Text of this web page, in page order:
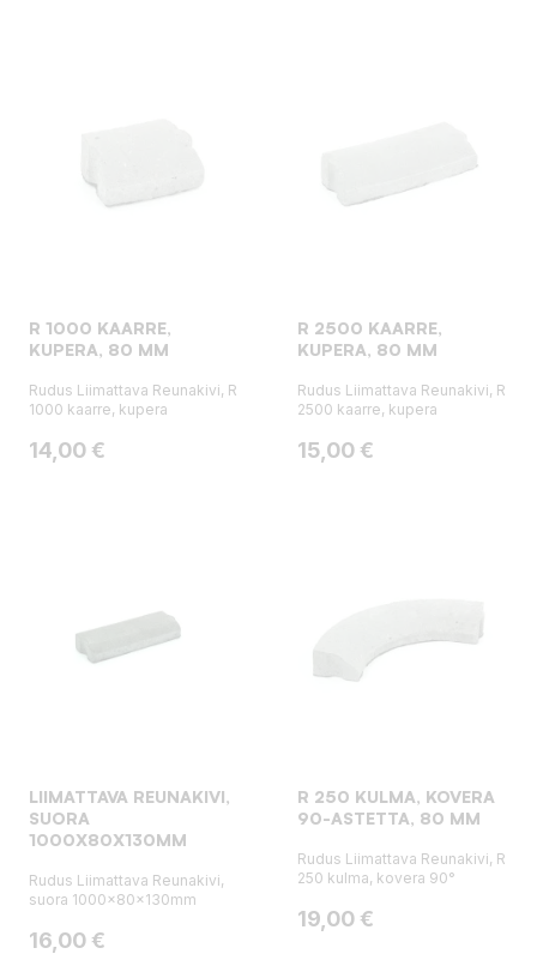
R 1000 KAARRE,
KUPERA, 80 MM
Rudus Liimattava Reunakivi, R
1000 kaarre, kupera
Hinta
14,00 €
R 2500 KAARRE,
KUPERA, 80 MM
Rudus Liimattava Reunakivi, R
2500 kaarre, kupera
Hinta
15,00 €
LIIMATTAVA REUNAKIVI,
SUORA
1000X80X130MM
Rudus Liimattava Reunakivi,
suora 1000x80x130mm
Hinta
16,00 €
R 250 KULMA, KOVERA
90-ASTETTA, 80 MM
Rudus Liimattava Reunakivi, R
250 kulma, kovera 90°
Hinta
19,00 €